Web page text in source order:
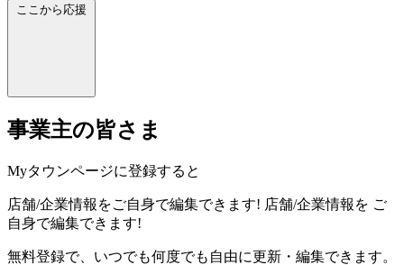
ここから応援
事業主の皆さま
Myタウンページに登録すると
店舗/企業情報をご自身で編集できます! 店舗/企業情報を ご
自身で編集できます!
無料登録で、いつでも何度でも自由に更新・編集できます。